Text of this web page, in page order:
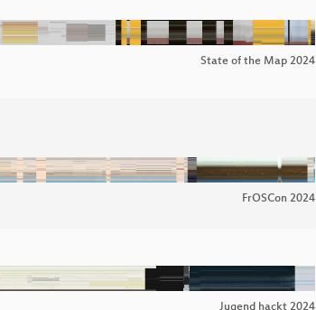
State of the Map 2024
FrOSCon 2024